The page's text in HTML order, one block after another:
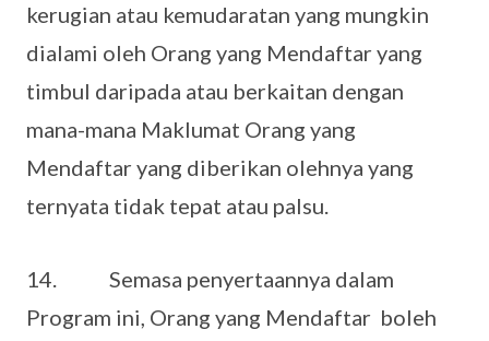
kerugian atau kemudaratan yang mungkin
dialami oleh Orang yang Mendaftar yang
timbul daripada atau berkaitan dengan
mana-mana Maklumat Orang yang
Mendaftar yang diberikan olehnya yang
ternyata tidak tepat atau palsu.
14. Semasa penyertaannya dalam
Program ini, Orang yang Mendaftar boleh